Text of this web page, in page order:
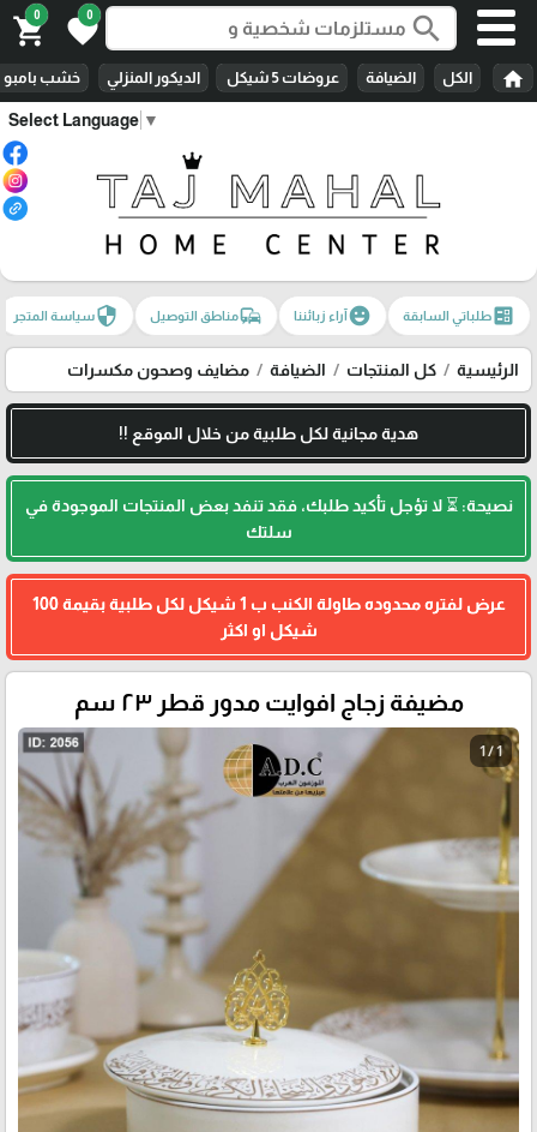
Select Language ▼
search
0
favorite
0
shopping_cart
home الكل الضيافة عروضات 5 شيكل الديكور المنزلي خشب بامبو
ballotطلباتي السابقة emoji_emotionsآراء زبائننا commuteمناطق التوصيل securityسياسة المتجر
الرئيسية كل المنتجات الضيافة مضايف وصحون مكسرات
هدية مجانية لكل طلبية من خلال الموقع !!
نصيحة: ⏳ لا تؤجل تأكيد طلبك، فقد تنفد بعض المنتجات الموجودة في
سلتك
عرض لفتره محدوده طاولة الكنب ب 1 شيكل لكل طلبية بقيمة 100
شيكل او اكثر
مضيفة زجاج افوايت مدور قطر ٢٣ سم
1 / 1